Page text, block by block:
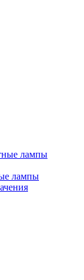
лампы
лампы